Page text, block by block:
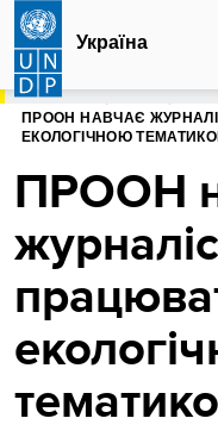
Перейти
основного
вмісту
Україна
ГОЛОВНА
ПРООН НАВЧАЄ
ЕКОЛОГІЧНОЮ
ПРООН